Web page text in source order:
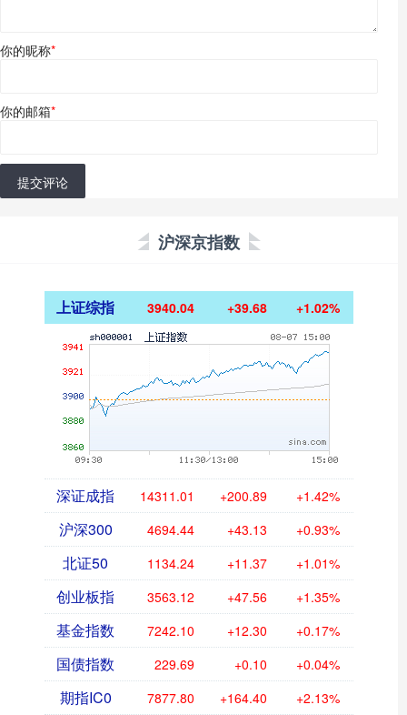
你的昵称*
你的邮箱*
提交评论
沪深京指数
上证综指 3940.04 +39.68 +1.02%
深证成指 14311.01 +200.89 +1.42%
沪深300 4694.44 +43.13 +0.93%
北证50 1134.24 +11.37 +1.01%
创业板指 3563.12 +47.56 +1.35%
基金指数 7242.10 +12.30 +0.17%
国债指数 229.69 +0.10 +0.04%
期指IC0 7877.80 +164.40 +2.13%